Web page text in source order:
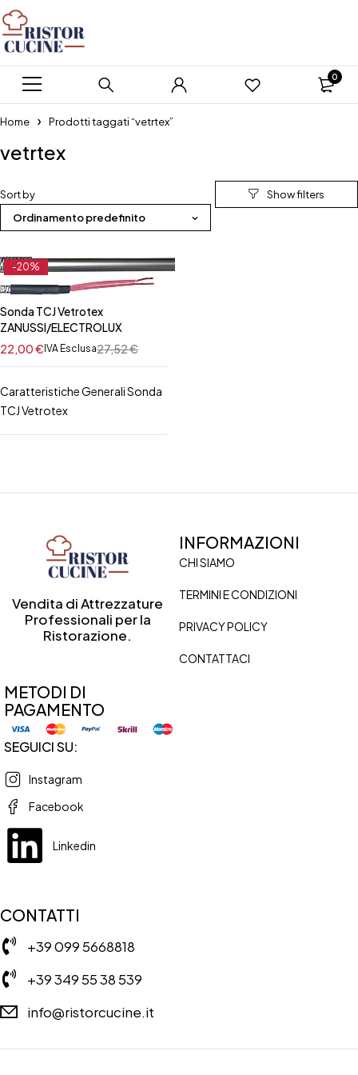
0
Home Prodotti taggati “vetrtex”
vetrtex
Sort by
Ordinamento predefinito
-20%
Sonda TCJ Vetrotex
ZANUSSI/ELECTROLUX
27,52€
22,00€IVA Esclusa
Caratteristiche Generali Sonda
TCJ Vetrotex
Vendita di Attrezzature
Professionali per la
Ristorazione.
INFORMAZIONI
CHI SIAMO
TERMINI E CONDIZIONI
PRIVACY POLICY
CONTATTACI
METODI DI
PAGAMENTO
SEGUICI SU:
Instagram
Facebook
Linkedin
CONTATTI
+39 099 5668818
+39 349 55 38 539
info@ristorcucine.it